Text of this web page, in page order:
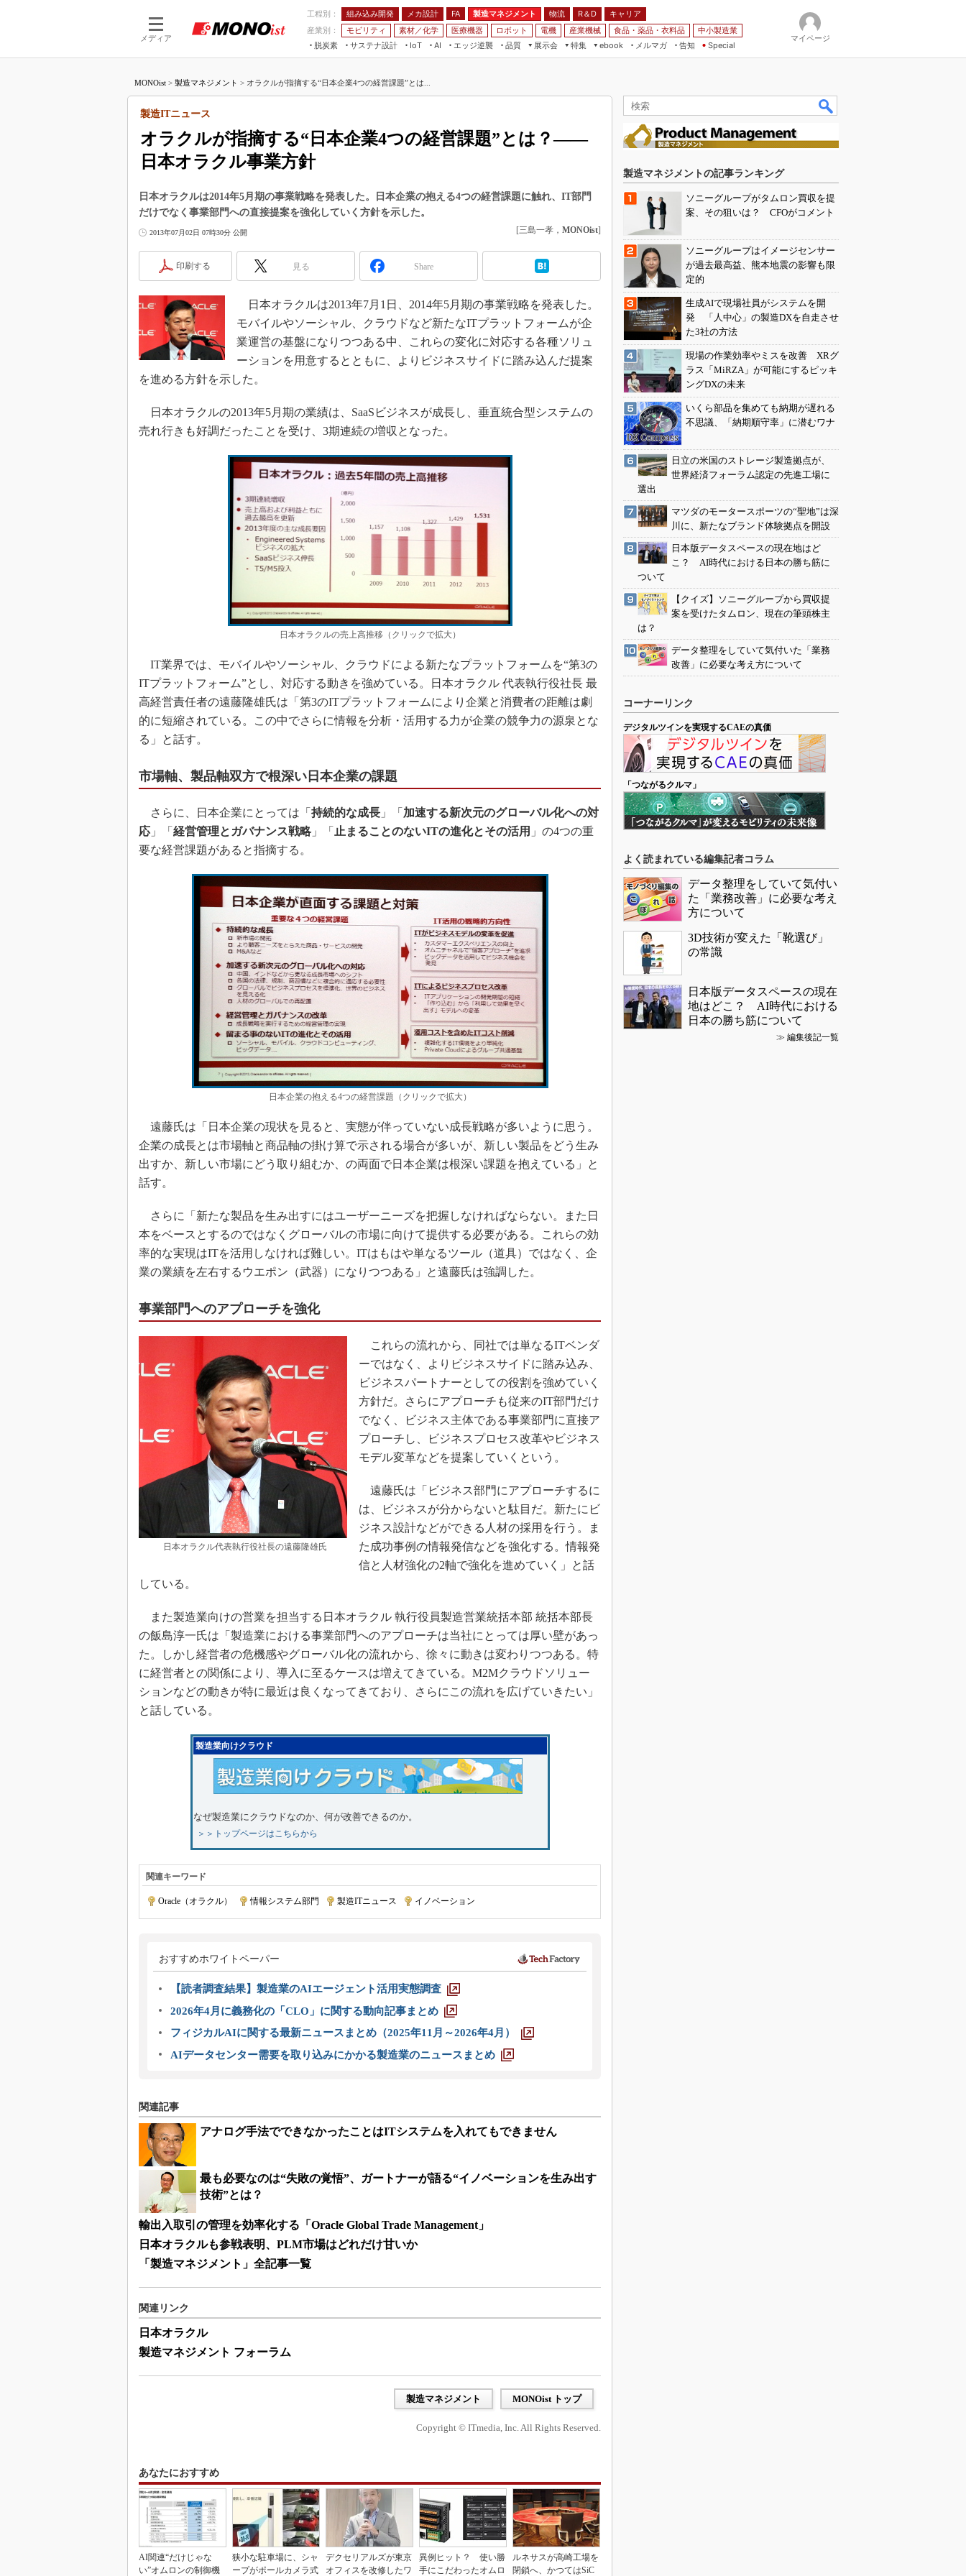
メディア
工程別： 組み込み開発 メカ設計 FA 製造マネジメント 物流 R＆D
キャリア
産業別：
モビリティ 素材／化学 医療機器 ロボット 電機 産業機械 食品・薬品・衣料品
中小製造業
脱炭素
サステナ設計
IoT
つながる工場
AI
AI×設備保全
エッジ逆襲 品質
展示会
JIMTOF
IIFES
TECHNO-FRONTIER
EdgeTech+
産業オープンネット展
特集
つながるクルマ
VR／AR
フィールドサービス
組み込み画像技術
ISO26262
無償設計ツール
3Dプリンタ
デジタルツインとCAE
イノベーション
製造業ビッグデータ
メイドインジャパン
植物工場
知財マネジメント
海外生産
ebook
FA
モビリティ
メルマガ
告知 Special
マイページ
MONOist > 製造マネジメント > オラクルが指摘する“日本企業4つの経営課題”とは...
オラクルが指摘する“日本企業4つの経営課題”とは？――
日本オラクル事業方針
製造ITニュース
日本オラクルは2014年5月期の事業戦略を発表した。日本企業の抱える4つの経営課題に触れ、IT部門
だけでなく事業部門への直接提案を強化していく方針を示した。
2013年07月02日 07時30分 公開 [三島一孝， MONOist]
印刷する 見る Share
日本オラクルは2013年7月1日、2014年5月期の事業戦略を発表した。
モバイルやソーシャル、クラウドなど新たなITプラットフォームが企
業運営の基盤になりつつある中、これらの変化に対応する各種ソリュ
ーションを用意するとともに、よりビジネスサイドに踏み込んだ提案
を進める方針を示した。
日本オラクルの2013年5月期の業績は、SaaSビジネスが成長し、垂直統合型システムの
売れ行きも好調だったことを受け、3期連続の増収となった。
日本オラクルの売上高推移（クリックで拡大）
IT業界では、モバイルやソーシャル、クラウドによる新たなプラットフォームを“第3の
ITプラットフォーム”とし、対応する動きを強めている。日本オラクル 代表執行役社長 最
高経営責任者の遠藤隆雄氏は「第3のITプラットフォームにより企業と消費者の距離は劇
的に短縮されている。この中でさらに情報を分析・活用する力が企業の競争力の源泉とな
る」と話す。
市場軸、製品軸双方で根深い日本企業の課題
さらに、日本企業にとっては「 持続的な成長 」「 加速する新次元のグローバル化への対
応 」「 経営管理とガバナンス戦略」「 止まることのないITの進化とその活用 」の4つの重
要な経営課題があると指摘する。
日本企業の抱える4つの経営課題（クリックで拡大）
遠藤氏は「日本企業の現状を見ると、実態が伴っていない成長戦略が多いように思う。
企業の成長とは市場軸と商品軸の掛け算で示される場合が多いが、新しい製品をどう生み
出すか、新しい市場にどう取り組むか、の両面で日本企業は根深い課題を抱えている」と
話す。
さらに「新たな製品を生み出すにはユーザーニーズを把握しなければならない。また日
本をベースとするのではなくグローバルの市場に向けて提供する必要がある。これらの効
率的な実現はITを活用しなければ難しい。ITはもはや単なるツール（道具）ではなく、企
業の業績を左右するウエポン（武器）になりつつある」と遠藤氏は強調した。
事業部門へのアプローチを強化
日本オラクル代表執行役社長の遠藤隆雄氏
これらの流れから、同社では単なるITベンダ
ーではなく、よりビジネスサイドに踏み込み、
ビジネスパートナーとしての役割を強めていく
方針だ。さらにアプローチも従来のIT部門だけ
でなく、ビジネス主体である事業部門に直接ア
プローチし、ビジネスプロセス改革やビジネス
モデル変革などを提案していくという。
遠藤氏は「ビジネス部門にアプローチするに
は、ビジネスが分からないと駄目だ。新たにビ
ジネス設計などができる人材の採用を行う。ま
た成功事例の情報発信などを強化する。情報発
信と人材強化の2軸で強化を進めていく」と話
している。
また製造業向けの営業を担当する日本オラクル 執行役員製造営業統括本部 統括本部長
の飯島淳一氏は「製造業における事業部門へのアプローチは当社にとっては厚い壁があっ
た。しかし経営者の危機感やグローバル化の流れから、徐々に動きは変わりつつある。特
に経営者との関係により、導入に至るケースは増えてきている。M2Mクラウドソリュー
ションなどの動きが特に最近は良くなってきており、さらにこの流れを広げていきたい」
と話している。
製造業向けクラウド
なぜ製造業にクラウドなのか、何が改善できるのか。
＞＞トップページはこちらから
関連キーワード
Oracle（オラクル） 情報システム部門 製造ITニュース イノベーション
おすすめホワイトペーパー
【読者調査結果】製造業のAIエージェント活用実態調査
2026年4月に義務化の「CLO」に関する動向記事まとめ
フィジカルAIに関する最新ニュースまとめ（2025年11月～2026年4月）
AIデータセンター需要を取り込みにかかる製造業のニュースまとめ
関連記事
アナログ手法でできなかったことはITシステムを入れてもできません
最も必要なのは“失敗の覚悟”、ガートナーが語る“イノベーションを生み出す
技術”とは？
輸出入取引の管理を効率化する「Oracle Global Trade Management」
日本オラクルも参戦表明、PLM市場はどれだけ甘いか
「製造マネジメント」全記事一覧
関連リンク
日本オラクル
製造マネジメント フォーラム
製造マネジメント MONOist トップ
Copyright © ITmedia, Inc. All Rights Reserved.
あなたにおすすめ
AI関連“だけじゃな
い”オムロンの制御機
狭小な駐車場に、シャ
ープがポールカメラ式
デクセリアルズが東京
オフィスを改修したワ
異例ヒット？ 使い勝
手にこだわったオムロ
ルネサスが高崎工場を
閉鎖へ、かつてはSiC
製造マネジメントの記事ランキング
ソニーグループがタムロン買収を提
案、その狙いは？ CFOがコメント
ソニーグループはイメージセンサー
が過去最高益、熊本地震の影響も限
定的
生成AIで現場社員がシステムを開
発 「人中心」の製造DXを自走させ
た3社の方法
現場の作業効率やミスを改善 XRグ
ラス「MiRZA」が可能にするピッキ
ングDXの未来
いくら部品を集めても納期が遅れる
不思議、「納期順守率」に潜むワナ
日立の米国のストレージ製造拠点が、
世界経済フォーラム認定の先進工場に
選出
マツダのモータースポーツの“聖地”は深
川に、新たなブランド体験拠点を開設
日本版データスペースの現在地はど
こ？ AI時代における日本の勝ち筋に
ついて
【クイズ】ソニーグループから買収提
案を受けたタムロン、現在の筆頭株主
は？
データ整理をしていて気付いた「業務
改善」に必要な考え方について
コーナーリンク
デジタルツインを実現するCAEの真価
「つながるクルマ」
よく読まれている編集記者コラム
データ整理をしていて気付い
た「業務改善」に必要な考え
方について
3D技術が変えた「靴選び」
の常識
日本版データスペースの現在
地はどこ？ AI時代における
日本の勝ち筋について
≫ 編集後記一覧